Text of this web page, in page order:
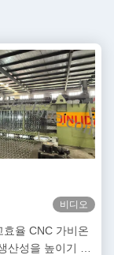
비디오
효율 CNC 가비온
산성을 높이기 위